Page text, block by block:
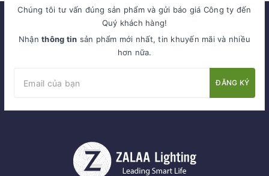
Chúng tôi tư vấn đúng sản phẩm và gửi báo giá Công ty đến
Quý khách hàng!
Nhậnthông tin sản phẩm mới nhất, tin khuyến mãi và nhiều
hơn nữa.
ĐĂNG KÝ